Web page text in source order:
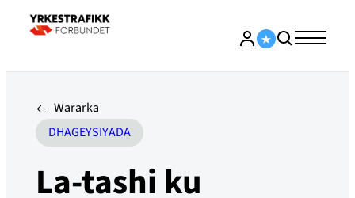
Wararka
DHAGEYSIYADA
La-tashi ku